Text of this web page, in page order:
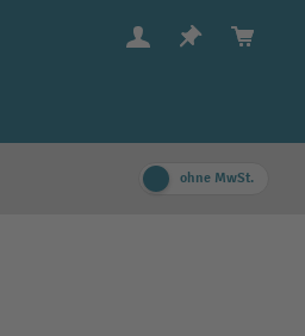
ohne MwSt.